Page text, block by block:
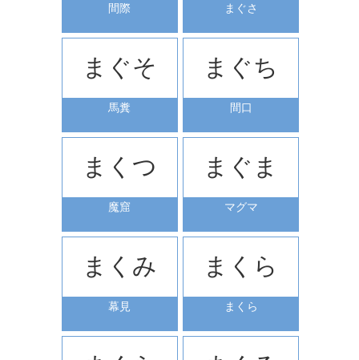
間際 まぐさ
まぐそ
馬糞
まぐち
間口
まくつ
魔窟
まぐま
マグマ
まくみ
幕見
まくら
まくら